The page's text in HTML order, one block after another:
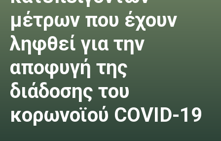
μέτρων που έχουν
ληφθεί για την
αποφυγή της
διάδοσης του
κορωνοϊού COVID-19